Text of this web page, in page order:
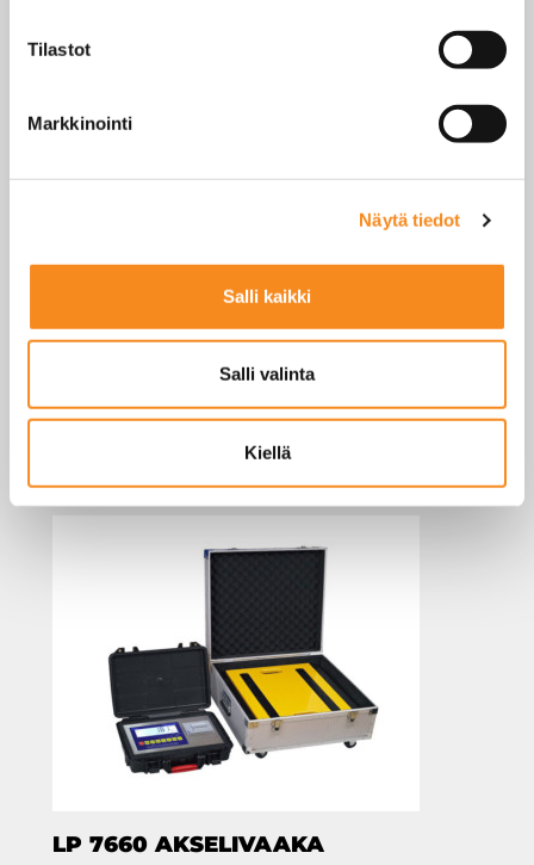
Tilastot
Markkinointi
Näytä tiedot
Salli kaikki
Salli valinta
Kiellä
WWSERF
SINUA SAATTAISI
KIINNOSTAA MYÖS
LP 7660 AKSELIVAAKA